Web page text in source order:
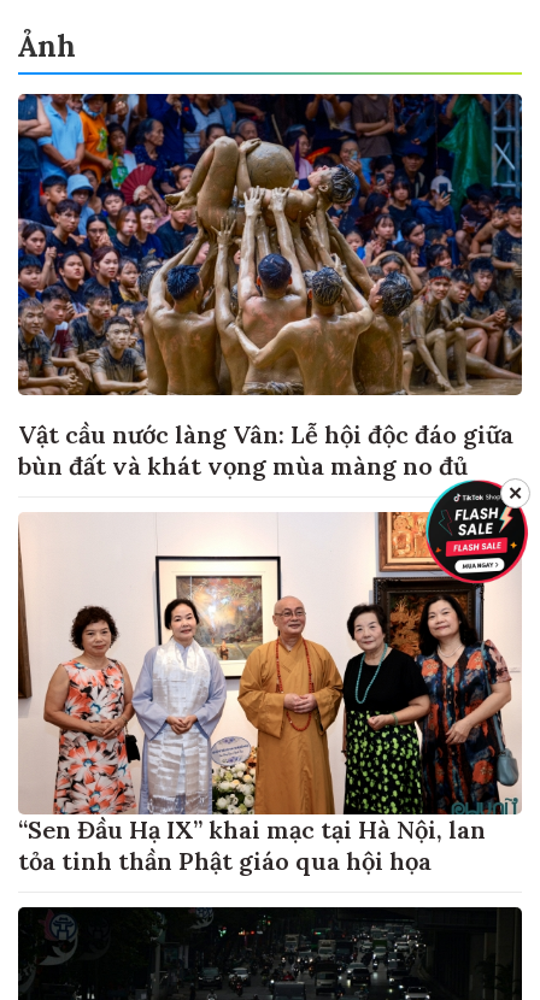
Ảnh
Vật cầu nước làng Vân: Lễ hội độc đáo giữa
bùn đất và khát vọng mùa màng no đủ
“Sen Đầu Hạ IX” khai mạc tại Hà Nội, lan
tỏa tinh thần Phật giáo qua hội họa
✕